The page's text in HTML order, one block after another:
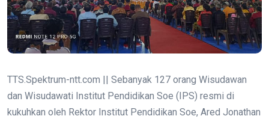
TTS.Spektrum-ntt.com || Sebanyak 127 orang Wisudawan
dan Wisudawati Institut Pendidikan Soe (IPS) resmi di
kukuhkan oleh Rektor Institut Pendidikan Soe, Ared Jonathan